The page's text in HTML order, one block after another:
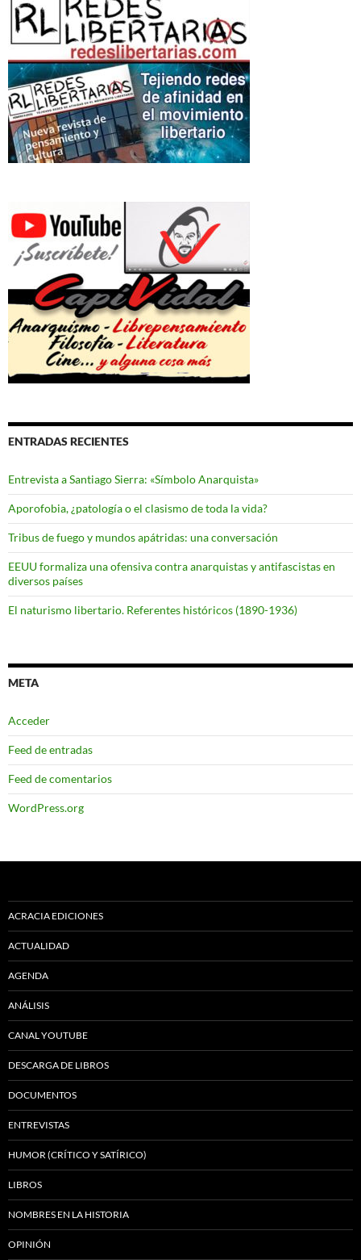
ENTRADAS RECIENTES
Entrevista a Santiago Sierra: «Símbolo Anarquista»
Aporofobia, ¿patología o el clasismo de toda la vida?
Tribus de fuego y mundos apátridas: una conversación
EEUU formaliza una ofensiva contra anarquistas y antifascistas en
diversos países
El naturismo libertario. Referentes históricos (1890-1936)
META
Acceder
Feed de entradas
Feed de comentarios
WordPress.org
ACRACIA EDICIONES
ACTUALIDAD
AGENDA
ANÁLISIS
CANAL YOUTUBE
DESCARGA DE LIBROS
DOCUMENTOS
ENTREVISTAS
HUMOR (CRÍTICO Y SATÍRICO)
LIBROS
NOMBRES EN LA HISTORIA
OPINIÓN